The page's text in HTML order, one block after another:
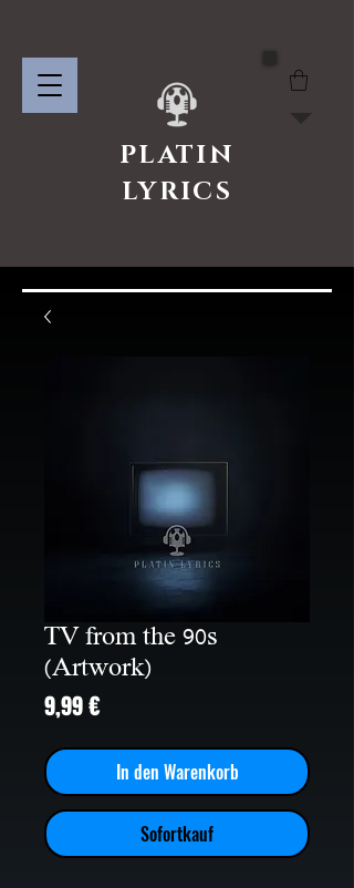
PLATIN
LYRICS
TV from the 90s
(Artwork)
9,99 €Preis
In den Warenkorb
Sofortkauf